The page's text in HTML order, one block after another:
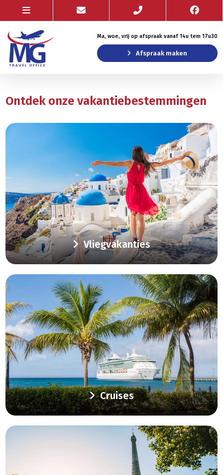
Ma, woe, vrij op afspraak vanaf 14u tem 17u30
Afspraak maken
Ontdek onze vakantiebestemmingen
Vliegvakanties
Cruises